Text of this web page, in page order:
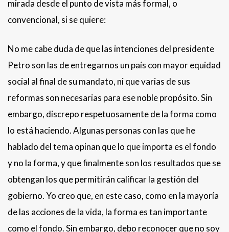
mirada desde el punto de vista más formal, o
convencional, si se quiere:
No me cabe duda de que las intenciones del presidente
Petro son las de entregarnos un país con mayor equidad
social al final de su mandato, ni que varias de sus
reformas son necesarias para ese noble propósito. Sin
embargo, discrepo respetuosamente de la forma como
lo está haciendo. Algunas personas con las que he
hablado del tema opinan que lo que importa es el fondo
y no la forma, y que finalmente son los resultados que se
obtengan los que permitirán calificar la gestión del
gobierno. Yo creo que, en este caso, como en la mayoría
de las acciones de la vida, la forma es tan importante
como el fondo. Sin embargo, debo reconocer que no soy